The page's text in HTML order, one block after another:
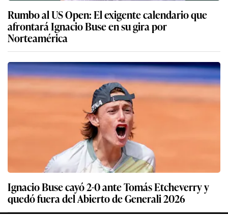
Rumbo al US Open: El exigente calendario que
afrontará Ignacio Buse en su gira por
Norteamérica
Ignacio Buse cayó 2-0 ante Tomás Etcheverry y
quedó fuera del Abierto de Generali 2026